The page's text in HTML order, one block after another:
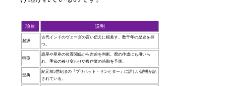
項目 説明
起源
古代インドのヴェーダの言い伝えに根差す。数千年の歴史を持
つ。
特徴
惑星や星座の位置関係から吉凶を判断。暦の作成にも用いら
れ、季節の移り変わりや農作業の時期を予測。
聖典
紀元前5世紀頃の『ブリハット・サンヒター』に詳しい説明が記
されている。